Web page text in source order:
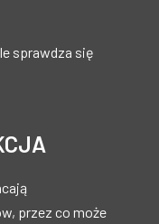
sprawdza się
przez co może